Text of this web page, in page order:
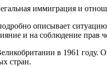
иммиграция и
описывает
и на соблюдение прав
в 1961 году.
стран.